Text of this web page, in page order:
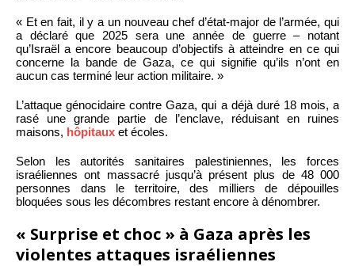
« Et en fait, il y a un nouveau chef d’état-major de l’armée, qui
a déclaré que 2025 sera une année de guerre – notant
qu’Israël a encore beaucoup d’objectifs à atteindre en ce qui
concerne la bande de Gaza, ce qui signifie qu’ils n’ont en
aucun cas terminé leur action militaire. »
L’attaque génocidaire contre Gaza, qui a déjà duré 18 mois, a
rasé une grande partie de l’enclave, réduisant en ruines
maisons, hôpitaux et écoles.
Selon les autorités sanitaires palestiniennes, les forces
israéliennes ont massacré jusqu’à présent plus de 48 000
personnes dans le territoire, des milliers de dépouilles
bloquées sous les décombres restant encore à dénombrer.
« Surprise et choc » à Gaza après les
violentes attaques israéliennes